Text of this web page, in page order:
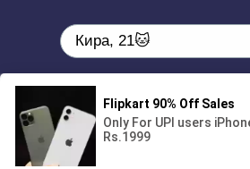
01/07
00:00
Кира, 21🐱
Поиграешь со мной? 💖🐾